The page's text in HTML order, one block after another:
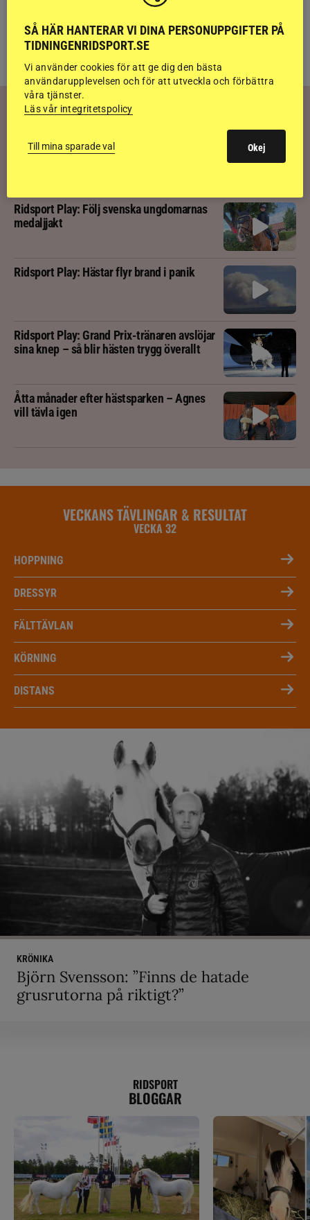
TILL RIDSPORT ISLAND
RIDSPORT
Ridsport Play: Häng med Nicole Holmén på
Ridsport Play: Följ svenska ungdomarnas
medaljjakt
Ridsport Play: Hästar flyr brand i panik
Ridsport Play: Grand Prix-tränaren avslöjar
sina knep – så blir hästen trygg överallt
Åtta månader efter hästsparken – Agnes
vill tävla igen
VECKANS TÄVLINGAR & RESULTAT
VECKA 32
HOPPNING
DRESSYR
FÄLTTÄVLAN
KÖRNING
DISTANS
KRÖNIKA
Björn Svensson: ”Finns de hatade
grusrutorna på riktigt?”
RIDSPORT
BLOGGAR
SÅ HÄR HANTERAR VI DINA PERSONUPPGIFTER PÅ
TIDNINGENRIDSPORT.SE
Vi använder cookies för att ge dig den bästa
användarupplevelsen och för att utveckla och förbättra
våra tjänster.
Läs vår integritetspolicy
Till mina sparade val Okej